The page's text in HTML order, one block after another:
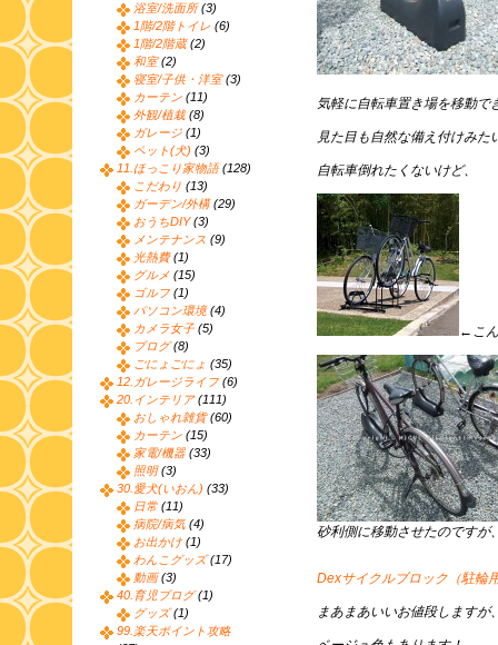
気軽に自転車置き場を移動で
見た目も自然な備え付けみた
自転車倒れたくないけど、
←こ
砂利側に移動させたのですが
Dexサイクルブロック（駐輪
まあまあいいお値段します
浴室/洗面所(3)
1階/2階トイレ (6)
1階/2階蔵(2)
和室(2)
寝室/子供・洋室(3)
カーテン (11)
外観/植栽(8)
ガレージ (1)
ペット(犬) (3)
11.ほっこり家物語(128)
こだわり (13)
ガーデン/外構(29)
おうちDIY(3)
メンテナンス (9)
光熱費(1)
グルメ (15)
ゴルフ (1)
パソコン環境(4)
カメラ女子 (5)
ブログ(8)
ごにょごにょ (35)
12.ガレージライフ (6)
20.インテリア(111)
おしゃれ雑貨(60)
カーテン (15)
家電/機器 (33)
照明(3)
30.愛犬(いおん) (33)
日常 (11)
病院/病気 (4)
お出かけ (1)
わんこグッズ(17)
動画(3)
40.育児ブログ(1)
グッズ(1)
99.楽天ポイント攻略